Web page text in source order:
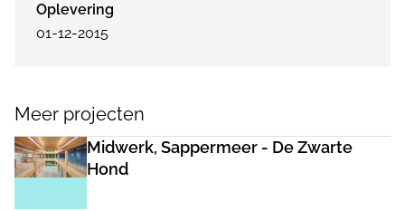
Oplevering
01-12-2015
Meer projecten
Midwerk, Sappermeer - De Zwarte
Hond